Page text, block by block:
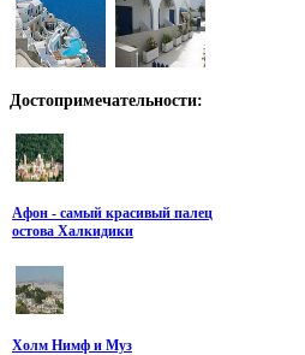
Достопримечательности:
Афон - самый красивый палец
остова Халкидики
Холм Нимф и Муз